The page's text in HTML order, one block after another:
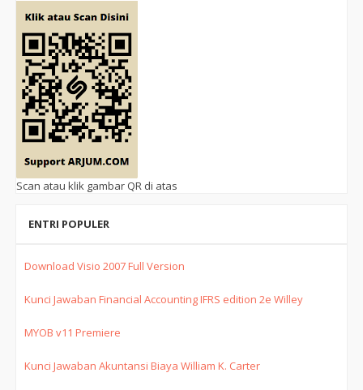
Scan atau klik gambar QR di atas
ENTRI POPULER
Download Visio 2007 Full Version
Kunci Jawaban Financial Accounting IFRS edition 2e Willey
MYOB v11 Premiere
Kunci Jawaban Akuntansi Biaya William K. Carter